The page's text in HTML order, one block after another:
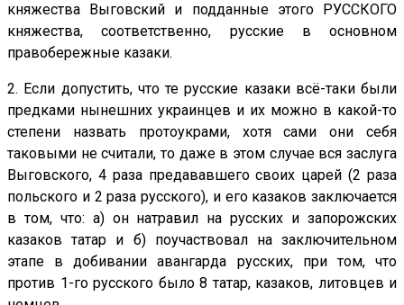
княжества Выговский и подданные этого РУССКОГО
княжества, соответственно, русские в основном
правобережные казаки.
2. Если допустить, что те русские казаки всё-таки были
предками нынешних украинцев и их можно в какой-то
степени назвать протоукрами, хотя сами они себя
таковыми не считали, то даже в этом случае вся заслуга
Выговского, 4 раза предававшего своих царей (2 раза
польского и 2 раза русского), и его казаков заключается
в том, что: а) он натравил на русских и запорожских
казаков татар и б) поучаствовал на заключительном
этапе в добивании авангарда русских, при том, что
против 1-го русского было 8 татар, казаков, литовцев и